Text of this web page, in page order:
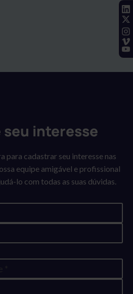
do trabalho que podem ser salvas
seu interesse
para cadastrar seu interesse nas
equipe amigável e profissional
lo com todas as suas dúvidas.